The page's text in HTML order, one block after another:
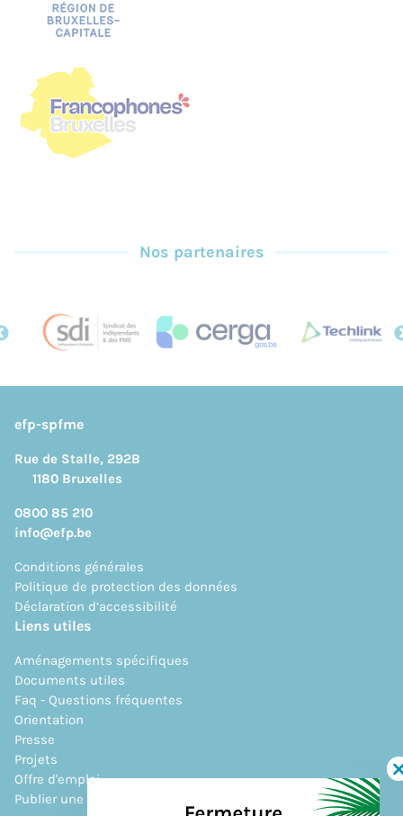
Nos partenaires
efp-spfme
Rue de Stalle, 292B
1180 Bruxelles
0800 85 210
info@efp.be
Conditions générales
Politique de protection des données
Déclaration d’accessibilité
Liens utiles
Aménagements spécifiques
Documents utiles
Faq - Questions fréquentes
Orientation
Presse
Projets
Offre d'emploi
Publier une offre d'emploi